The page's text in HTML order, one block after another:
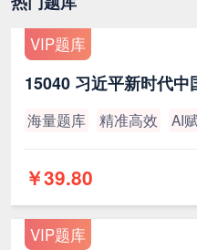
VIP题库
海量题库 精准高效 AI
￥39.80
VIP题库